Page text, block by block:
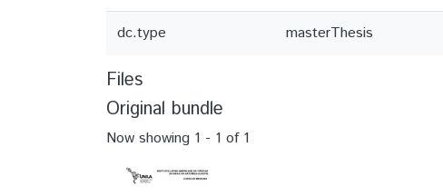
dc.type masterThesis
Files
Original bundle
Now showing 1 - 1 of 1